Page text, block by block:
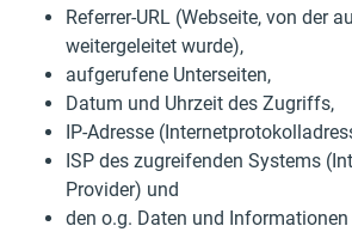
Referrer-URL (Webseite, von der
weitergeleitet wurde),
aufgerufene Unterseiten,
Datum und Uhrzeit des Zugriffs,
IP-Adresse
ISP des zugreifenden Systems
Provider) und
den o.g. Daten und